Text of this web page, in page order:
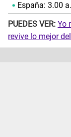
España: 3.00
PUEDES VER: Yo
revive lo mejor